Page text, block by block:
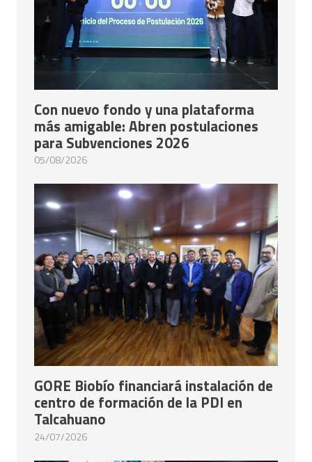
Con nuevo fondo y una plataforma
más amigable: Abren postulaciones
para Subvenciones 2026
05/08/2026
GORE Biobío financiará instalación de
centro de formación de la PDI en
Talcahuano
24/07/2026